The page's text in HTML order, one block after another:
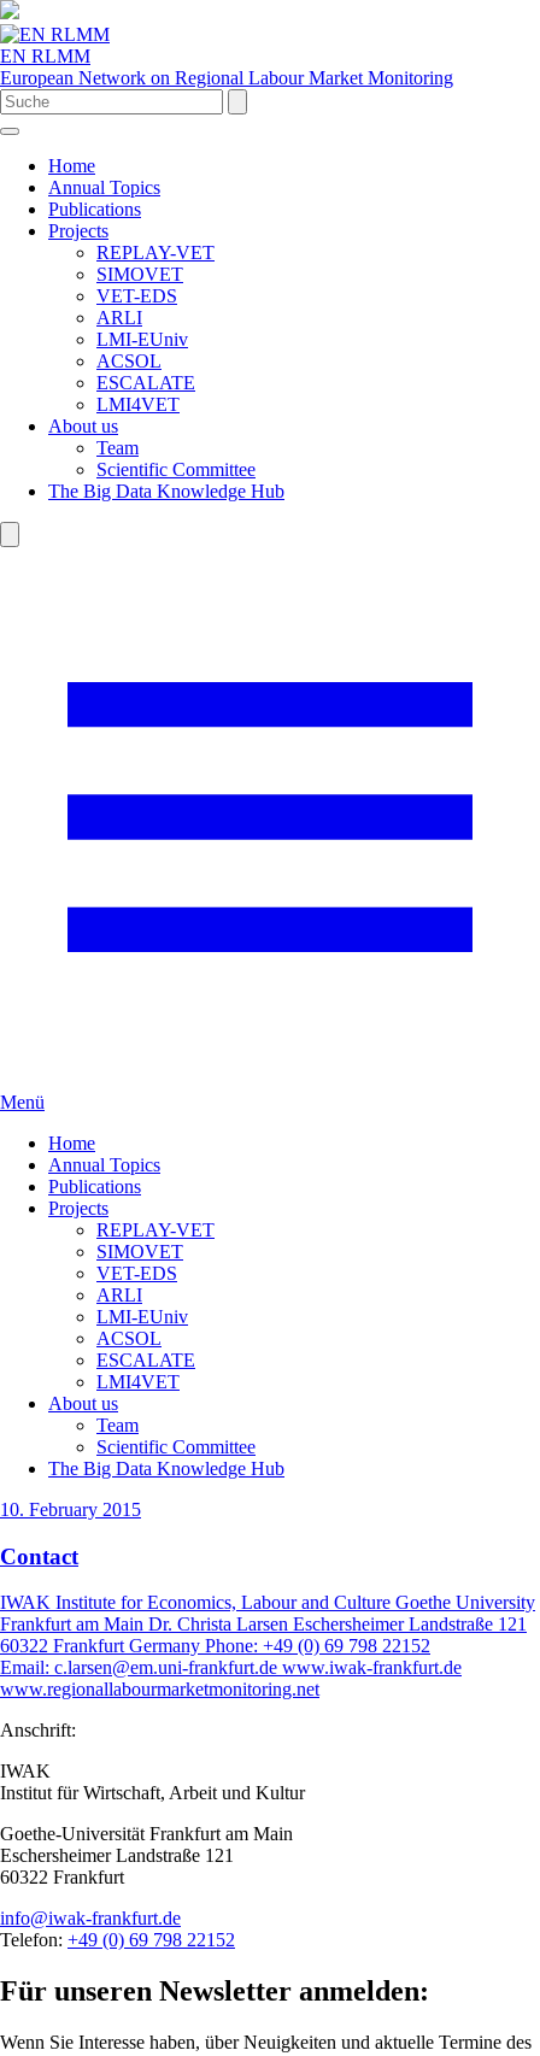
EN RLMM
European Network on Regional Labour Market Monitoring
Home
Annual Topics
Publications
Projects
REPLAY-VET
SIMOVET
VET-EDS
ARLI
LMI-EUniv
ACSOL
ESCALATE
LMI4VET
About us
Team
Scientific Committee
The Big Data Knowledge Hub
Menü
Home
Annual Topics
Publications
Projects
REPLAY-VET
SIMOVET
VET-EDS
ARLI
LMI-EUniv
ACSOL
ESCALATE
LMI4VET
About us
Team
Scientific Committee
The Big Data Knowledge Hub
10. February 2015
Contact
IWAK Institute for Economics, Labour and Culture Goethe University
Frankfurt am Main Dr. Christa Larsen Eschersheimer Landstraße 121
60322 Frankfurt Germany Phone: +49 (0) 69 798 22152
Email: c.larsen@em.uni-frankfurt.de www.iwak-frankfurt.de
www.regionallabourmarketmonitoring.net
Anschrift:
IWAK
Institut für Wirtschaft, Arbeit und Kultur
Goethe-Universität Frankfurt am Main
Eschersheimer Landstraße 121
60322 Frankfurt
info@iwak-frankfurt.de
Telefon: +49 (0) 69 798 22152
Für unseren Newsletter anmelden:
Wenn Sie Interesse haben, über Neuigkeiten und aktuelle Termine des